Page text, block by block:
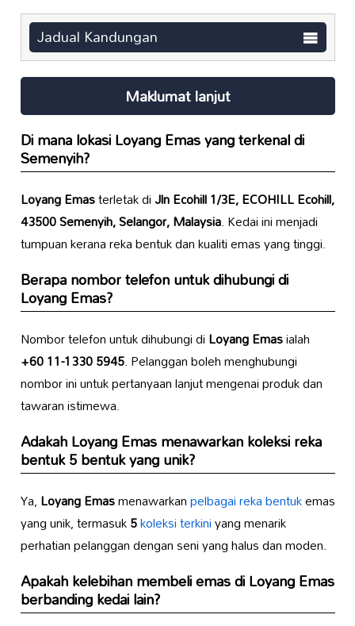
Jadual Kandungan
Maklumat lanjut
Di mana lokasiLoyang Emasyang terkenal di
Semenyih?
Loyang Emasterletak diJln Ecohill 1/3E, ECOHILL Ecohill,
43500 Semenyih, Selangor, Malaysia. Kedai ini menjadi
tumpuan kerana reka bentuk dan kualiti emas yang tinggi.
Berapa nombor telefon untuk dihubungi di
Loyang Emas?
Nombor telefon untuk dihubungi diLoyang Emasialah
+60 11-1330 5945. Pelanggan boleh menghubungi
nombor ini untuk pertanyaan lanjut mengenai produk dan
tawaran istimewa.
AdakahLoyang Emasmenawarkan koleksi reka
bentuk5bentuk yang unik?
Ya,Loyang Emasmenawarkanpelbagai reka bentukemas
yang unik, termasuk5koleksi terkiniyang menarik
perhatian pelanggan dengan seni yang halus dan moden.
Apakah kelebihan membeli emas diLoyang Emas
berbanding kedai lain?